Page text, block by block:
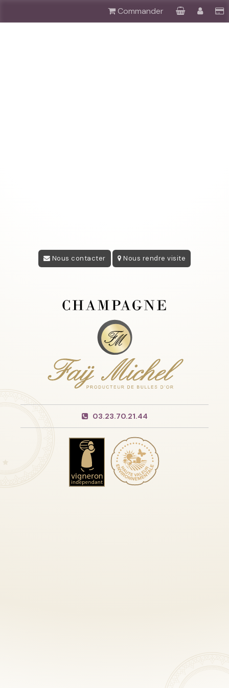
Commander
Nous contacter Nous rendre visite
03.23.70.21.44